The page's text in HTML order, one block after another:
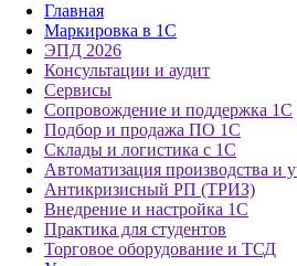
Главная
Маркировка в 1С
ЭПД 2026
Консультации и аудит
Сервисы
Сопровождение и поддержка 1С
Подбор и продажа ПО 1С
Склады и логистика с 1С
Автоматизация производства и
Антикризисный РП (ТРИЗ)
Внедрение и настройка 1С
Практика для студентов
Торговое оборудование и ТСД